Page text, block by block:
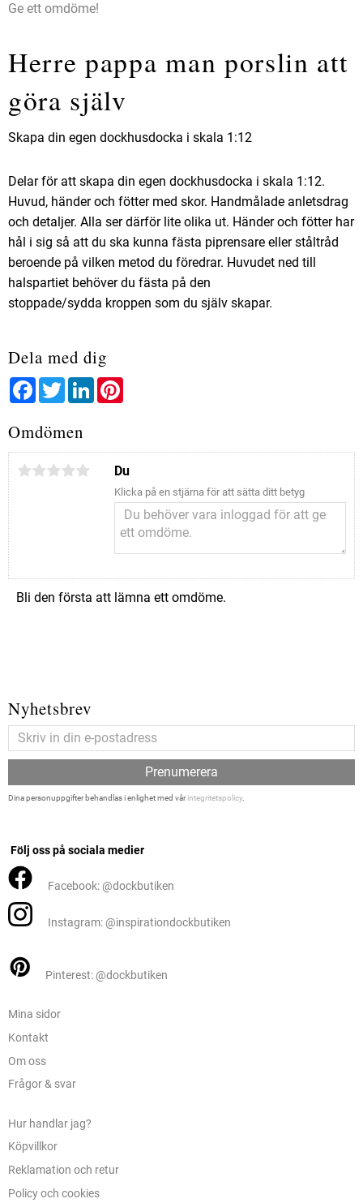
Ge ett omdöme!
Herre pappa man porslin att
göra själv
Skapa din egen dockhusdocka i skala 1:12
Delar för att skapa din egen dockhusdocka i skala 1:12.
Huvud, händer och fötter med skor. Handmålade anletsdrag
och detaljer. Alla ser därför lite olika ut. Händer och fötter har
hål i sig så att du ska kunna fästa piprensare eller ståltråd
beroende på vilken metod du föredrar. Huvudet ned till
halspartiet behöver du fästa på den
stoppade/sydda kroppen som du själv skapar.
Dela med dig
FacebookTwitterLinkedIn
Omdömen
Du
Klicka på en stjärna för att sätta ditt betyg
Bli den första att lämna ett omdöme.
Nyhetsbrev
Prenumerera
Dina personuppgifter behandlas i enlighet med vårintegritetspolicy.
Följ oss på sociala medier
Facebook: @dockbutiken
Instagram: @inspirationdockbutiken
Pinterest: @dockbutiken
Mina sidor
Kontakt
Om oss
Frågor & svar
Hur handlar jag?
Köpvillkor
Reklamation och retur
Policy och cookies